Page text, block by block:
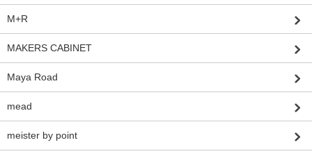
M+R
MAKERS CABINET
Maya Road
mead
meister by point